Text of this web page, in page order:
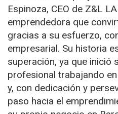
Espinoza, CEO de Z&L
emprendedora que
gracias a su esfuerzo,
empresarial. Su historia
superación, ya que inició
profesional trabajando
y, con dedicación y
paso hacia el